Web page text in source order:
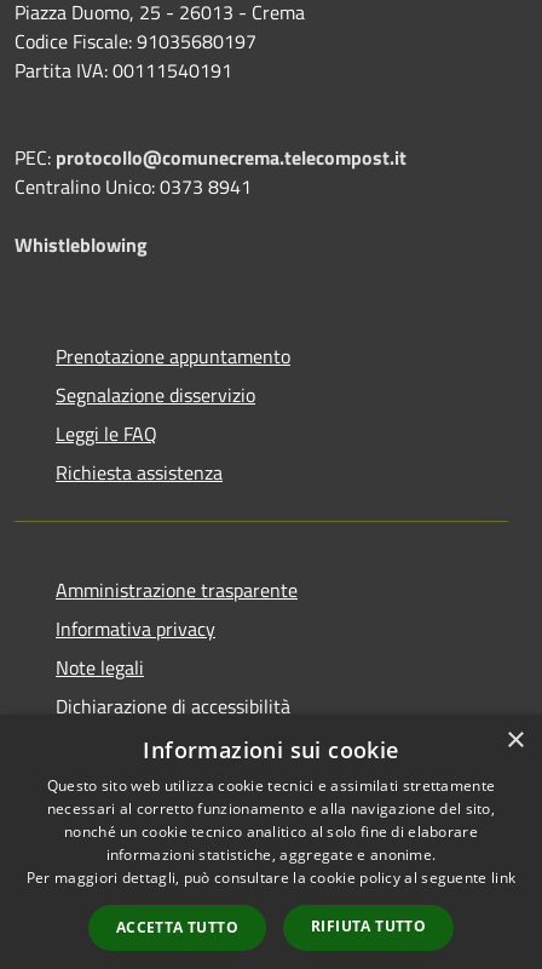
Piazza Duomo, 25 - 26013 - Crema
Codice Fiscale: 91035680197
Partita IVA: 00111540191
PEC: protocollo@comunecrema.telecompost.it
Centralino Unico: 0373 8941
Whistleblowing
Prenotazione appuntamento
Segnalazione disservizio
Leggi le FAQ
Richiesta assistenza
Amministrazione trasparente
Informativa privacy
Note legali
Dichiarazione di accessibilità
Piano di miglioramento dei servizi
RSS
Accessibilità
Copyright © 2026 • Comune di
Municipium•
Accesso
redazione
×
Informazioni sui cookie
Questo sito web utilizza cookie tecnici e assimilati strettamente
necessari al corretto funzionamento e alla navigazione del sito,
nonché un cookie tecnico analitico al solo fine di elaborare
informazioni statistiche, aggregate e anonime.
Per maggiori dettagli, può consultare la cookie policy al seguente link
ACCETTA TUTTO RIFIUTA TUTTO